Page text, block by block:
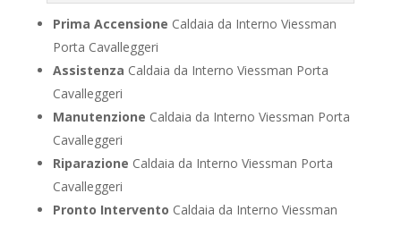
Prima Accensione Caldaia da Interno Viessman
Porta Cavalleggeri
Assistenza Caldaia da Interno Viessman Porta
Cavalleggeri
Manutenzione Caldaia da Interno Viessman Porta
Cavalleggeri
Riparazione Caldaia da Interno Viessman Porta
Cavalleggeri
Pronto Intervento Caldaia da Interno Viessman